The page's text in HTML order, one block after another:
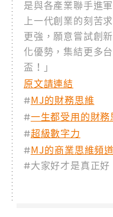
是與各產業聯手進
上一代創業的刻苦
更強，願意嘗試創
化優勢，集結更多
盃！」
原文請連結
#MJ的財務思維
#一生都受用的財務
#超級數字力
#MJ的商業思維頻道
#大家好才是真正好